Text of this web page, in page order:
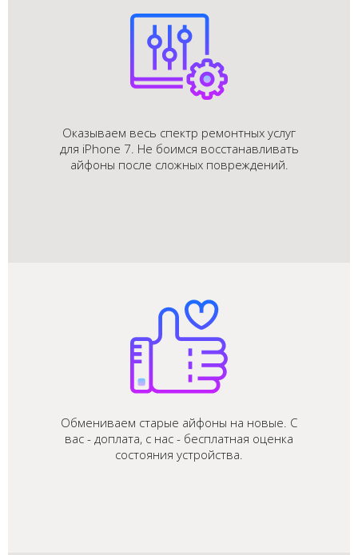
Оказываем весь спектр ремонтных услуг
для iPhone 7. Не боимся восстанавливать
айфоны после сложных повреждений.
Обмениваем старые айфоны на новые. С
вас - доплата, с нас - бесплатная оценка
состояния устройства.